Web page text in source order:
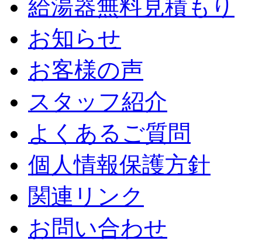
給湯器無料見積もり
お知らせ
お客様の声
スタッフ紹介
よくあるご質問
個人情報保護方針
関連リンク
お問い合わせ